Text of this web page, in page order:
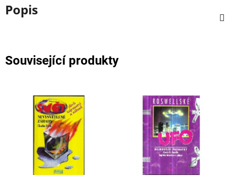
Popis
Související produkty